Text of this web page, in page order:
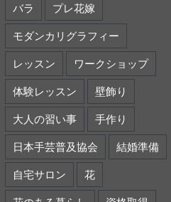
バラ プレ花嫁
モダンカリグラフィー
レッスン ワークショップ
体験レッスン 壁飾り
大人の習い事 手作り
日本手芸普及協会 結婚準備
自宅サロン 花